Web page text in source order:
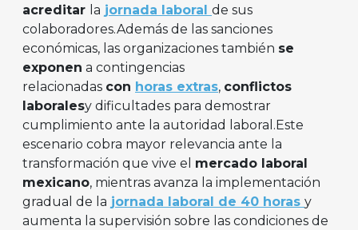
acreditar la jornada laboral de sus
colaboradores.Además de las sanciones
económicas, las organizaciones también se
exponen a contingencias
relacionadas con horas extras, conflictos
laboralesy dificultades para demostrar
cumplimiento ante la autoridad laboral.Este
escenario cobra mayor relevancia ante la
transformación que vive el mercado laboral
mexicano, mientras avanza la implementación
gradual de la jornada laboral de 40 horas y
aumenta la supervisión sobre las condiciones de